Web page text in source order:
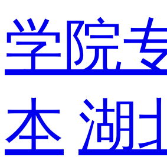
学院
本 湖